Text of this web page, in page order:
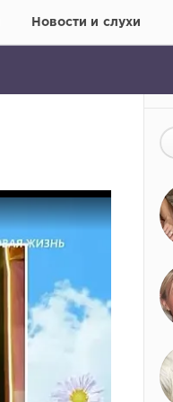
Новости и слухи